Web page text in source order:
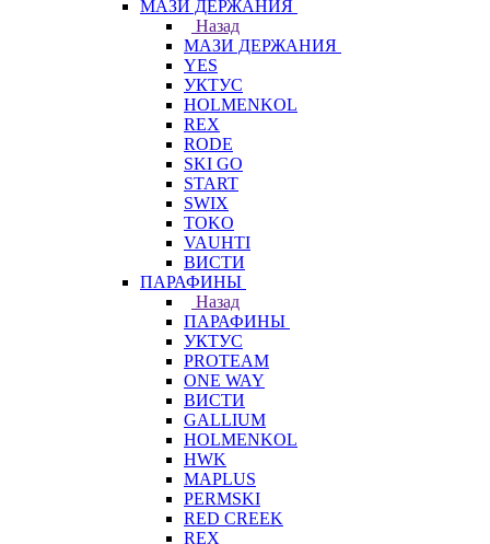
МАЗИ ДЕРЖАНИЯ
Назад
МАЗИ ДЕРЖАНИЯ
YES
УКТУС
HOLMENKOL
REX
RODE
SKI GO
START
SWIX
TOKO
VAUHTI
ВИСТИ
ПАРАФИНЫ
Назад
ПАРАФИНЫ
УКТУС
PROTEAM
ONE WAY
ВИСТИ
GALLIUM
HOLMENKOL
HWK
MAPLUS
PERMSKI
RED CREEK
REX